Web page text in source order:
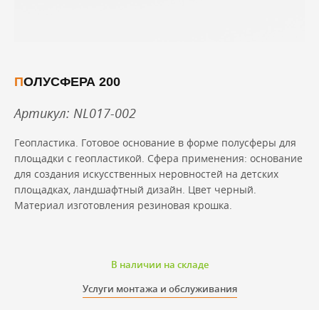
ПОЛУСФЕРА 200
Артикул: NL017-002
Геопластика. Готовое основание в форме полусферы для
площадки с геопластикой. Сфера применения: основание
для создания искусственных неровностей на детских
площадках, ландшафтный дизайн. Цвет черный.
Материал изготовления резиновая крошка.
В наличии на складе
Услуги монтажа и обслуживания